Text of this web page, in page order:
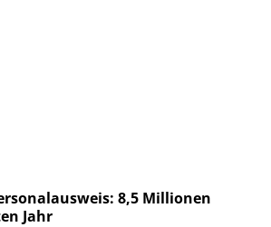
8,5 Millionen
Jahr